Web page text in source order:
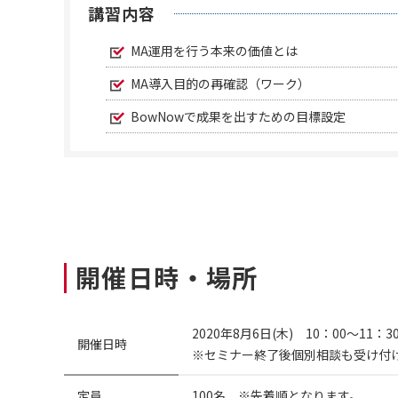
講習内容
MA運用を行う本来の価値とは
MA導入目的の再確認（ワーク）
BowNowで成果を出すための目標設定
開催日時・場所
開催日時
2020年8月6日(木) 10：00～11：
※セミナー終了後個別相談も受け付